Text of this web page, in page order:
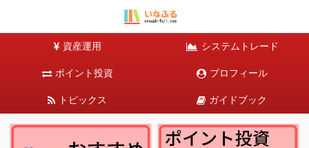
資産運用 システムトレード
ポイント投資 プロフィール
トピックス ガイドブック